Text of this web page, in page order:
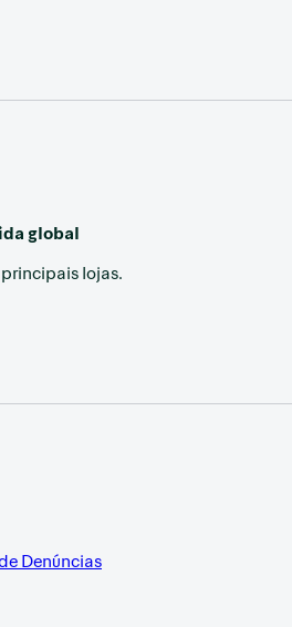
global
lojas.
Denúncias